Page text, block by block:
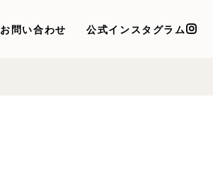
お問い合わせ 公式インスタグラム